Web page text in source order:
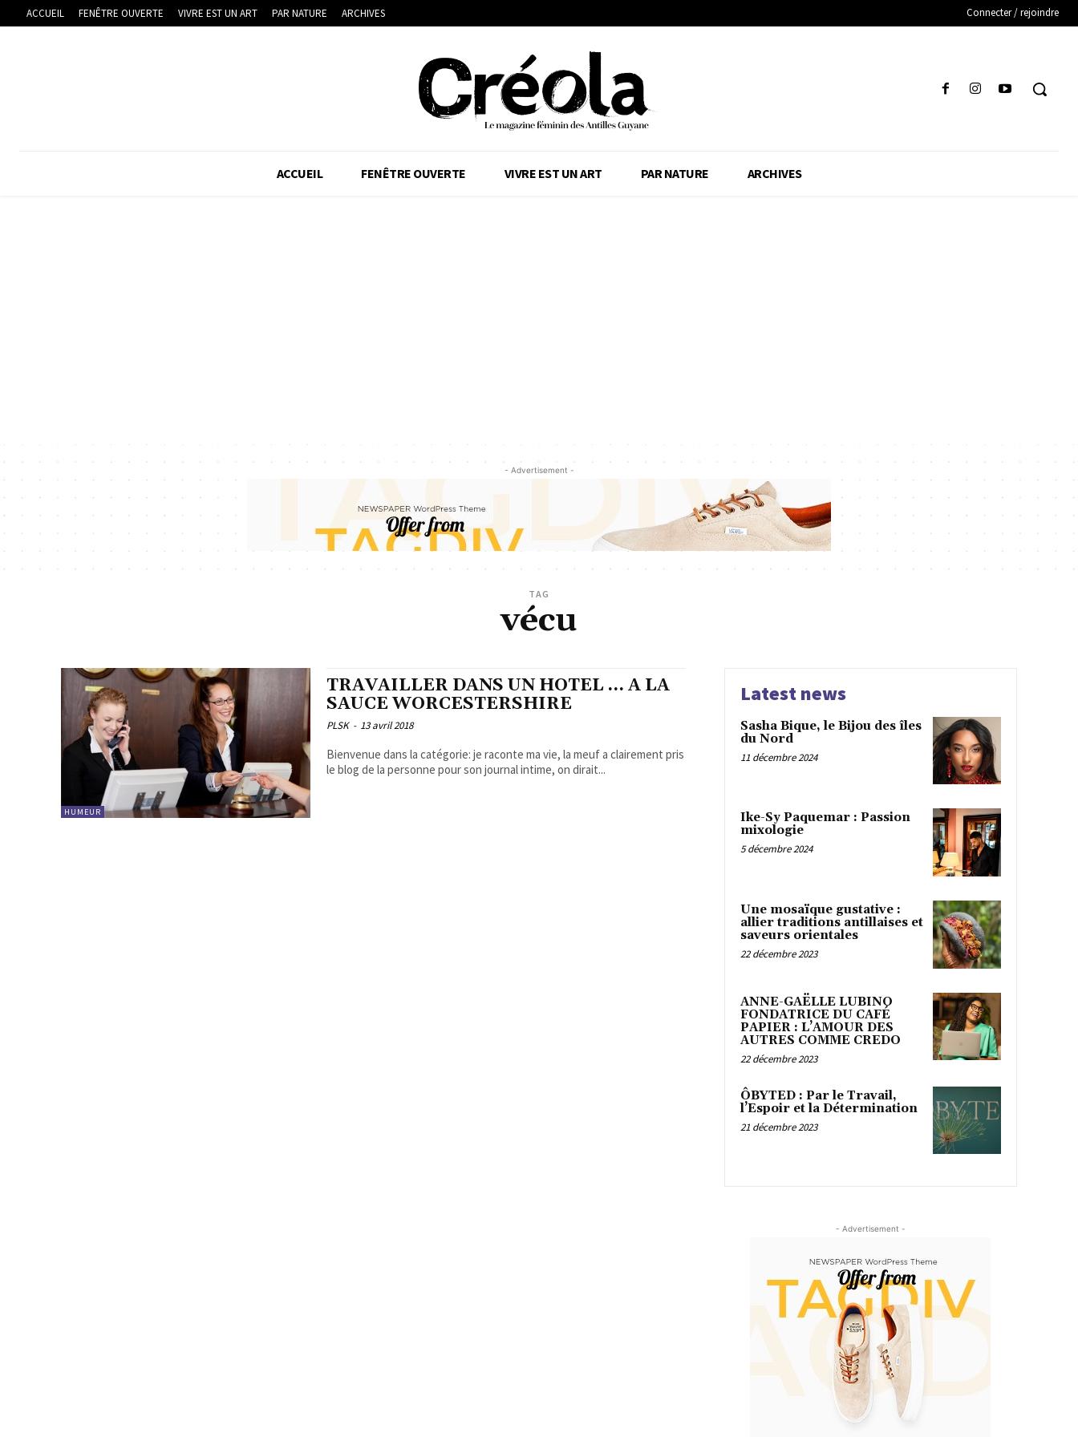
ACCUEIL FENÊTRE OUVERTE VIVRE EST UN ART PAR NATURE ARCHIVES Connecter / rejoindre
ACCUEIL FENÊTRE OUVERTE VIVRE EST UN ART PAR NATURE ARCHIVES
- Advertisement -
TAG
vécu
HUMEUR
TRAVAILLER DANS UN HOTEL … A LA
SAUCE WORCESTERSHIRE
PLSK - 13 avril 2018
Bienvenue dans la catégorie: je raconte ma vie, la meuf a clairement pris
le blog de la personne pour son journal intime, on dirait...
Latest news
Sasha Bique, le Bijou des îles
du Nord
11 décembre 2024
Ike-Sy Paquemar : Passion
mixologie
5 décembre 2024
Une mosaïque gustative :
allier traditions antillaises et
saveurs orientales
22 décembre 2023
ANNE-GAËLLE LUBINO
FONDATRICE DU CAFÉ
PAPIER : L’AMOUR DES
AUTRES COMME CREDO
22 décembre 2023
ÔBYTED : Par le Travail,
l’Espoir et la Détermination
21 décembre 2023
- Advertisement -